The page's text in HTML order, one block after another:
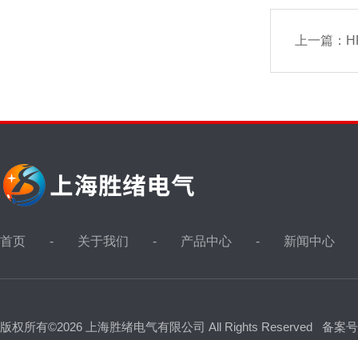
上一篇：
首页 关于我们 产品中心 新闻中心
版权所有©2026 上海胜绪电气有限公司 All Rights Reserved 备案